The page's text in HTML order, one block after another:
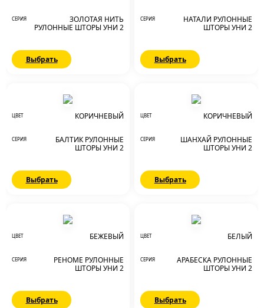
СЕРИЯ
ЗОЛОТАЯ НИТЬ
РУЛОННЫЕ ШТОРЫ УНИ 2
Выбрать
СЕРИЯ
НАТАЛИ РУЛОННЫЕ
ШТОРЫ УНИ 2
Выбрать
ЦВЕТ КОРИЧНЕВЫЙ
СЕРИЯ
БАЛТИК РУЛОННЫЕ
ШТОРЫ УНИ 2
Выбрать
ЦВЕТ КОРИЧНЕВЫЙ
СЕРИЯ
ШАНХАЙ РУЛОННЫЕ
ШТОРЫ УНИ 2
Выбрать
ЦВЕТ БЕЖЕВЫЙ
СЕРИЯ
РЕНОМЕ РУЛОННЫЕ
ШТОРЫ УНИ 2
Выбрать
ЦВЕТ БЕЛЫЙ
СЕРИЯ
АРАБЕСКА РУЛОННЫЕ
ШТОРЫ УНИ 2
Выбрать